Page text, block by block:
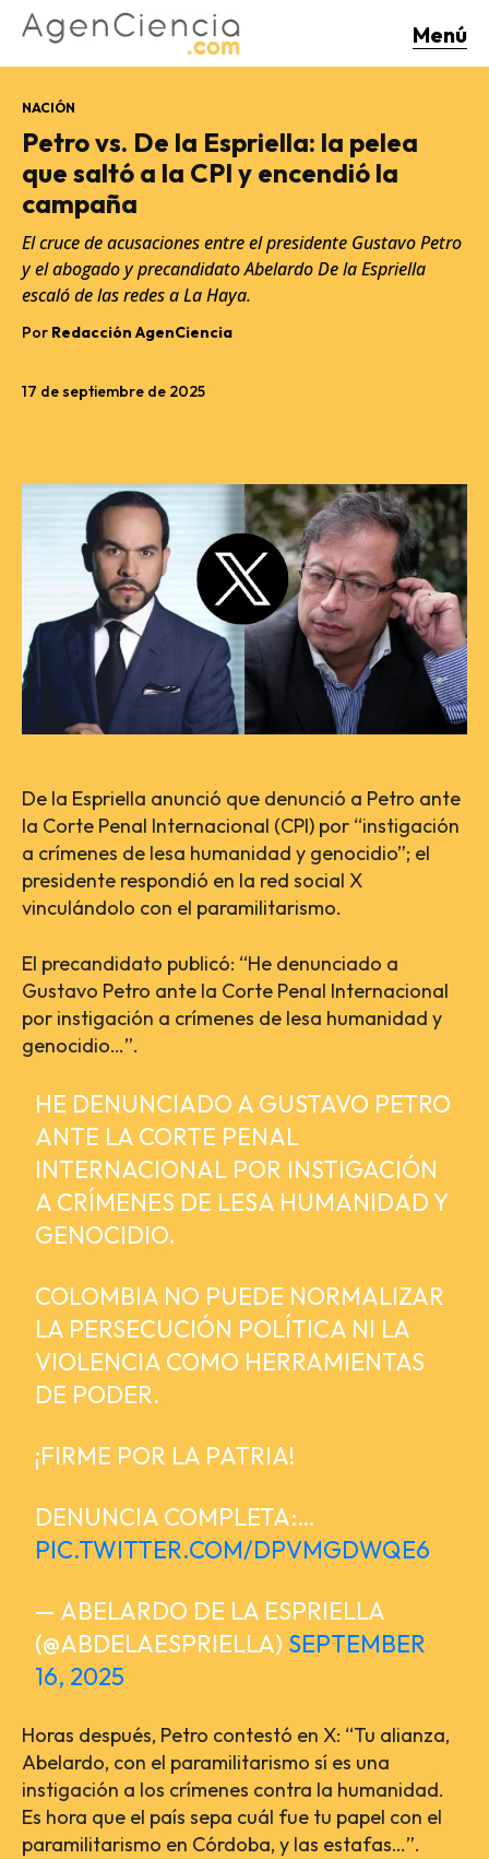
Menú
17 de septiembre de 2025
NACIÓN
Petro vs. De la Espriella: la pelea
que saltó a la CPI y encendió la
campaña
El cruce de acusaciones entre el presidente Gustavo Petro
y el abogado y precandidato Abelardo De la Espriella
escaló de las redes a La Haya.
Por Redacción AgenCiencia
De la Espriella anunció que denunció a Petro ante
la Corte Penal Internacional (CPI) por “instigación
a crímenes de lesa humanidad y genocidio”; el
presidente respondió en la red social X
vinculándolo con el paramilitarismo.
El precandidato publicó: “He denunciado a
Gustavo Petro ante la Corte Penal Internacional
por instigación a crímenes de lesa humanidad y
genocidio…”.
HE DENUNCIADO A GUSTAVO PETRO
ANTE LA CORTE PENAL
INTERNACIONAL POR INSTIGACIÓN
A CRÍMENES DE LESA HUMANIDAD Y
GENOCIDIO.
COLOMBIA NO PUEDE NORMALIZAR
LA PERSECUCIÓN POLÍTICA NI LA
VIOLENCIA COMO HERRAMIENTAS
DE PODER.
¡FIRME POR LA PATRIA!
DENUNCIA COMPLETA:…
PIC.TWITTER.COM/DPVMGDWQE6
— ABELARDO DE LA ESPRIELLA
(@ABDELAESPRIELLA) SEPTEMBER
16, 2025
Horas después, Petro contestó en X: “Tu alianza,
Abelardo, con el paramilitarismo sí es una
instigación a los crímenes contra la humanidad.
Es hora que el país sepa cuál fue tu papel con el
paramilitarismo en Córdoba, y las estafas…”.